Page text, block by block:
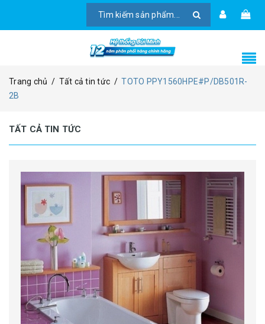
Trang chủ / Tất cả tin tức / TOTO PPY1560HPE#P/DB501R-
2B
TẤT CẢ TIN TỨC